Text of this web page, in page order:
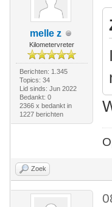
melle z
Kilometervreter
Berichten: 1.345
Topics: 34
Lid sinds: Jun 2022
Bedankt: 0
2366 x bedankt in
1227 berichten
Zoek